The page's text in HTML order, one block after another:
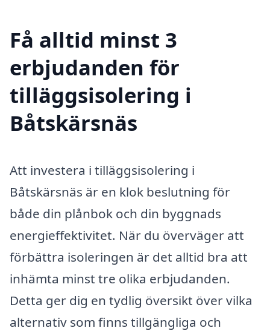
Få alltid minst 3
erbjudanden för
tilläggsisolering i
Båtskärsnäs
Att investera i tilläggsisolering i
Båtskärsnäs är en klok beslutning för
både din plånbok och din byggnads
energieffektivitet. När du överväger att
förbättra isoleringen är det alltid bra att
in­hämta minst tre olika erbjudanden.
Detta ger dig en tydlig översikt över vilka
alternativ som finns tillgängliga och